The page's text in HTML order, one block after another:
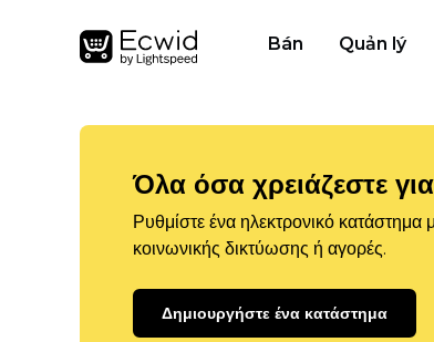
Bán Quản lý
Όλα όσα χρειάζεστε
Ρυθμίστε ένα ηλεκτρονικό
κοινωνικής δικτύωσης ή αγορές.
Δημιουργήστε ένα κατάστημα